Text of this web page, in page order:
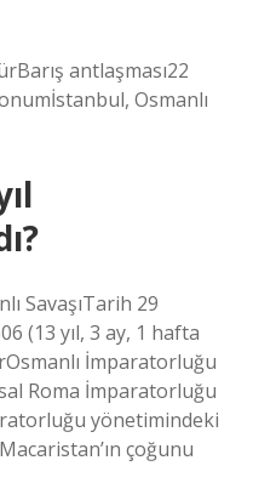
antlaşması22
Osmanlı
SavaşıTarih 29
(13 yıl, 3 ay, 1 hafta
İmparatorluğu
Roma İmparatorluğu
yönetimindeki
çoğunu